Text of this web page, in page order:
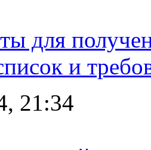
для
и
21:34